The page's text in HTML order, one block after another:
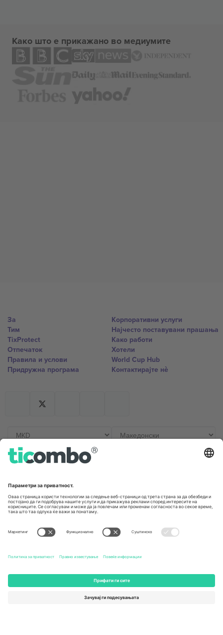
Како што е прикажано во медиумите
За
Тим
TixProtect
Отпечаток
Правила и услови
Придружна програма
Корпоративни услуги
Најчесто поставувани прашања
Како работи
Хотели
World Cup Hub
Контактирајте нѐ
Unter den Linden 24, 10117
Berlin, Germany
167 City Road, London, Greater
Kingdom
Newark, Delaware 19713, United
States
Engelberg, Switzerland